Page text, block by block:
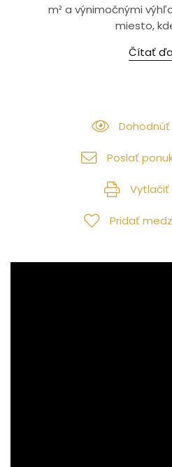
m² a výnimočnými
miesto,
Čítať
Poslať
Vytlačiť
Pridať